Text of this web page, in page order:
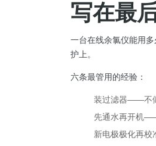
写在最
一台在线余氯仪能用
护上。
六条最管用的经验：
装过滤器——不
先通水再开机
新电极极化再